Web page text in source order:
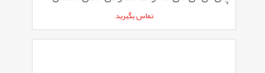
تماس بگیرید